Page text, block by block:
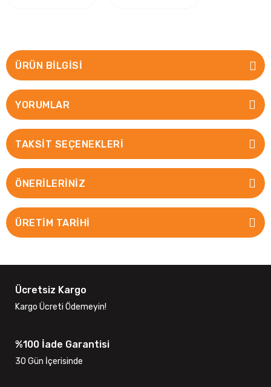
ÜRÜN BILGISI
YORUMLAR
TAKSIT SEÇENEKLERI
ÖNERILERINIZ
ÜRETİM TARİHİ
Ücretsiz Kargo
Kargo Ücreti Ödemeyin!
%100 İade Garantisi
30 Gün İçerisinde